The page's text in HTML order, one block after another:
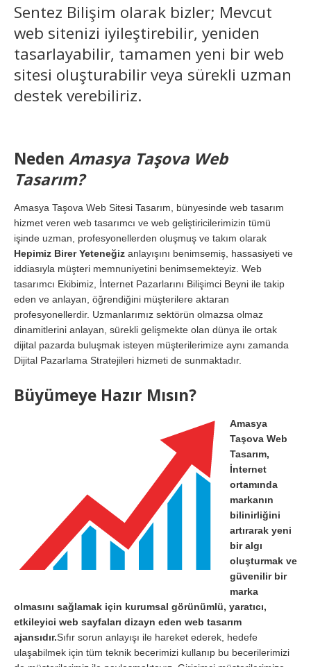
Sentez Bilişim olarak bizler; Mevcut
web sitenizi iyileştirebilir, yeniden
tasarlayabilir, tamamen yeni bir web
sitesi oluşturabilir veya sürekli uzman
destek verebiliriz.
Neden Amasya Taşova Web
Tasarım?
Amasya Taşova Web Sitesi Tasarım, bünyesinde web tasarım
hizmet veren web tasarımcı ve web geliştiricilerimizin tümü
işinde uzman, profesyonellerden oluşmuş ve takım olarak
Hepimiz Birer Yeteneğiz anlayışını benimsemiş, hassasiyeti ve
iddiasıyla müşteri memnuniyetini benimsemekteyiz. Web
tasarımcı Ekibimiz, İnternet Pazarlarını Bilişimci Beyni ile takip
eden ve anlayan, öğrendiğini müşterilere aktaran
profesyonellerdir. Uzmanlarımız sektörün olmazsa olmaz
dinamitlerini anlayan, sürekli gelişmekte olan dünya ile ortak
dijital pazarda buluşmak isteyen müşterilerimize aynı zamanda
Dijital Pazarlama Stratejileri hizmeti de sunmaktadır.
Büyümeye Hazır Mısın?
Amasya
Taşova Web
Tasarım,
İnternet
ortamında
markanın
bilinirliğini
artırarak yeni
bir algı
oluşturmak ve
güvenilir bir
marka
olmasını sağlamak için kurumsal görünümlü, yaratıcı,
etkileyici web sayfaları dizayn eden web tasarım
ajansıdır.Sıfır sorun anlayışı ile hareket ederek, hedefe
ulaşabilmek için tüm teknik becerimizi kullanıp bu becerilerimizi